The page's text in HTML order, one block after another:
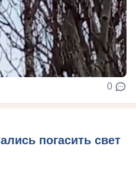
0
погасить свет